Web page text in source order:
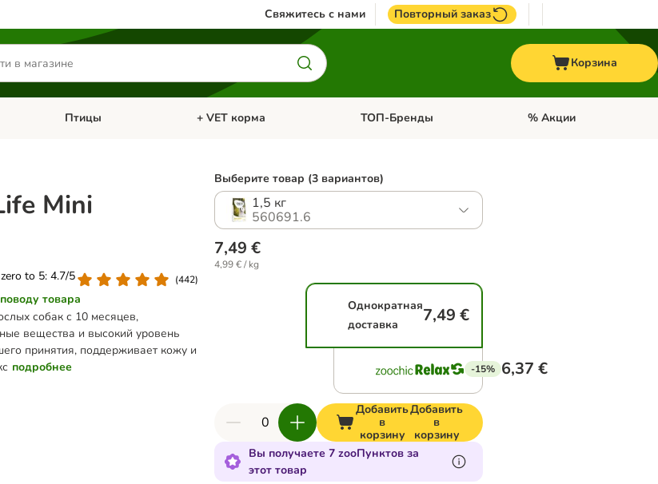
Свяжитесь с нами Повторный заказ
Корзина
Откройте меню категории: Грызуны и кролики
Птицы Откройте меню категории: Птицы
+ VET корма Откройте меню категории: + VET корма
ТОП-Бренды Откройте меню
% Акции
Mini
to 5: 4.7/5
(442)
товара
собак с 10 месяцев,
вещества и высокий уровень
принятия, поддерживает кожу и
подробнее
Выберите товар (3 вариантов)
1,5 кг
560691.6
7,49 €
4,99 € / kg
Однократная
доставка
7,49 €
-15% 6,37 €
Добавить
в
корзину
Добавить
в
корзину
Вы получаете 7 zooПунктов за
этот товар